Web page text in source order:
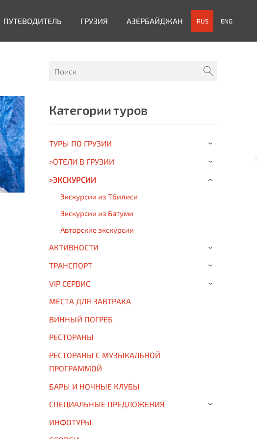
ПУТЕВОДИТЕЛЬ ГРУЗИЯ АЗЕРБАЙДЖАН RUS ENG
Категории туров
ТУРЫ ПО ГРУЗИИ ›
>ОТЕЛИ В ГРУЗИИ ›
>ЭКСКУРСИИ
Экскурсии из Тбилиси
Экскурсии из Батуми
Авторские экскурсии
›
АКТИВНОСТИ ›
ТРАНСПОРТ ›
VIP СЕРВИС ›
МЕСТА ДЛЯ ЗАВТРАКА
ВИННЫЙ ПОГРЕБ
РЕСТОРАНЫ
РЕСТОРАНЫ С МУЗЫКАЛЬНОЙ
ПРОГРАММОЙ
БАРЫ И НОЧНЫЕ КЛУБЫ
СПЕЦИАЛЬНЫЕ ПРЕДЛОЖЕНИЯ
›
ИНФОТУРЫ